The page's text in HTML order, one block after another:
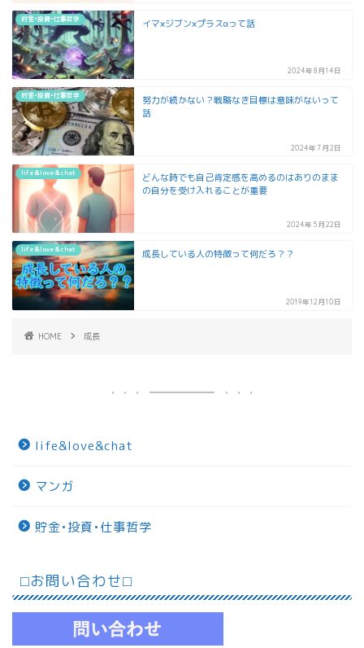
貯金•投資•仕事哲学 イマ×ジブン×プラスαって話
2024年8月14日
貯金•投資•仕事哲学
努力が続かない？戦略なき目標は意味がないって
話
2024年7月2日
life&love&chat
どんな時でも自己肯定感を高めるのはありのまま
の自分を受け入れることが重要
2024年5月22日
life&love&chat 成長している人の特徴って何だろ？？
2019年12月10日
HOME 成長
life&love&chat
マンガ
貯金•投資•仕事哲学
⬜︎お問い合わせ⬜︎